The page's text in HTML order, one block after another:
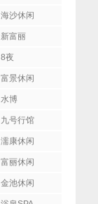
海沙休闲
新富丽
8夜
富景休闲
水博
九号行馆
濡康休闲
富丽休闲
金池休闲